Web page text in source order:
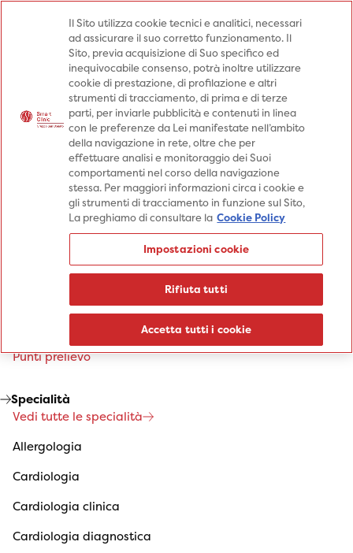
Prenota una visita
Prenota una visita
Specialità
Prestazioni
Patologie
Informazioni
Punti prelievo
Specialità
Vedi tutte le specialità
Allergologia
Cardiologia
Cardiologia clinica
Cardiologia diagnostica
Medici Punti prelievo
Specialità
Prestazioni
Patologie
Sedi
Percorsi
Informazioni
Prenota una visita
Prenota una visita
Il Sito utilizza cookie tecnici e analitici, necessari
ad assicurare il suo corretto funzionamento. Il
Sito, previa acquisizione di Suo specifico ed
inequivocabile consenso, potrà inoltre utilizzare
cookie di prestazione, di profilazione e altri
strumenti di tracciamento, di prima e di terze
parti, per inviarle pubblicità e contenuti in linea
con le preferenze da Lei manifestate nell’ambito
della navigazione in rete, oltre che per
effettuare analisi e monitoraggio dei Suoi
comportamenti nel corso della navigazione
stessa. Per maggiori informazioni circa i cookie e
gli strumenti di tracciamento in funzione sul Sito,
La preghiamo di consultare la Cookie Policy
Impostazioni cookie
Rifiuta tutti
Accetta tutti i cookie